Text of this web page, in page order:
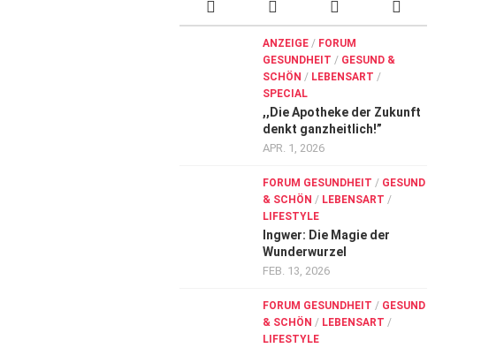
ANZEIGE / FORUM
GESUNDHEIT / GESUND &
SCHÖN / LEBENSART /
SPECIAL
,,Die Apotheke der Zukunft
denkt ganzheitlich!”
APR. 1, 2026
FORUM GESUNDHEIT / GESUND
& SCHÖN / LEBENSART /
LIFESTYLE
Ingwer: Die Magie der
Wunderwurzel
FEB. 13, 2026
FORUM GESUNDHEIT / GESUND
& SCHÖN / LEBENSART /
LIFESTYLE